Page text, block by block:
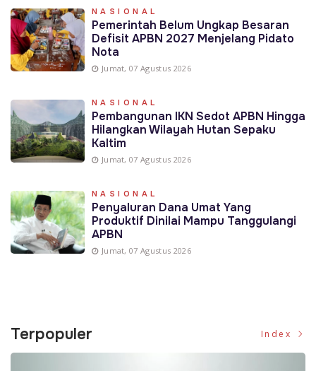
NASIONAL
Pemerintah Belum Ungkap Besaran
Defisit APBN 2027 Menjelang Pidato
Nota
Jumat, 07 Agustus 2026
NASIONAL
Pembangunan IKN Sedot APBN Hingga
Hilangkan Wilayah Hutan Sepaku
Kaltim
Jumat, 07 Agustus 2026
NASIONAL
Penyaluran Dana Umat Yang
Produktif Dinilai Mampu Tanggulangi
APBN
Jumat, 07 Agustus 2026
Terpopuler Index